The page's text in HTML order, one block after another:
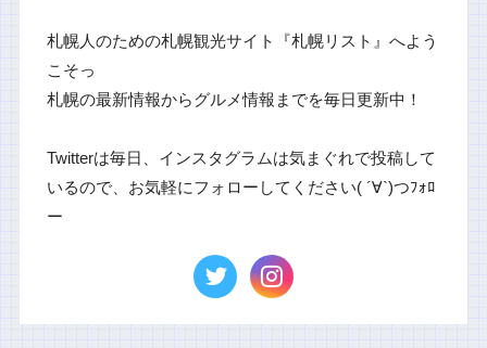
札幌人のための札幌観光サイト『札幌リスト』へよう
こそっ
札幌の最新情報からグルメ情報までを毎日更新中！
Twitterは毎日、インスタグラムは気まぐれで投稿して
いるので、お気軽にフォローしてください( ´∀`)つﾌｫﾛ
ー